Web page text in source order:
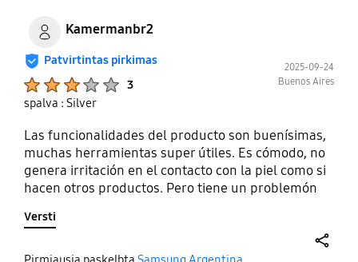
Kamermanbr2
Patvirtintas pirkimas
3
2025-09-24
Buenos Aires
spalva : Silver
Las funcionalidades del producto son buenísimas,
muchas herramientas super útiles. Es cómodo, no
genera irritación en el contacto con la piel como si
hacen otros productos. Pero tiene un problemón
usuario y resta puntos: La duración de la batería es
PATETICA. Lo cargo entre 2 y 3 veces por día según
Versti